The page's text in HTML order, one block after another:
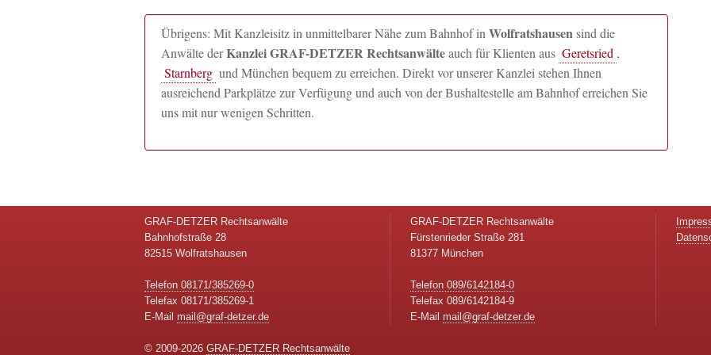
Übrigens: Mit Kanzleisitz in unmittelbarer Nähe zum Bahnhof in Wolfratshausensind die
Anwälte derKanzlei GRAF-DETZER Rechtsanwälteauch für Klienten aus Geretsried ,
Starnberg und München bequem zu erreichen. Direkt vor unserer Kanzlei stehen Ihnen
ausreichend Parkplätze zur Verfügung und auch von der Bushaltestelle am Bahnhof erreichen Sie
uns mit nur wenigen Schritten.
GRAF-DETZER Rechtsanwälte
Bahnhofstraße 28
82515 Wolfratshausen
Telefon 08171/385269-0
Telefax 08171/385269-1
E-Mail mail@graf-detzer.de
GRAF-DETZER Rechtsanwälte
Fürstenrieder Straße 281
81377 München
Telefon 089/6142184-0
Telefax 089/6142184-9
E-Mail mail@graf-detzer.de
© 2009-2026 GRAF-DETZER Rechtsanwälte